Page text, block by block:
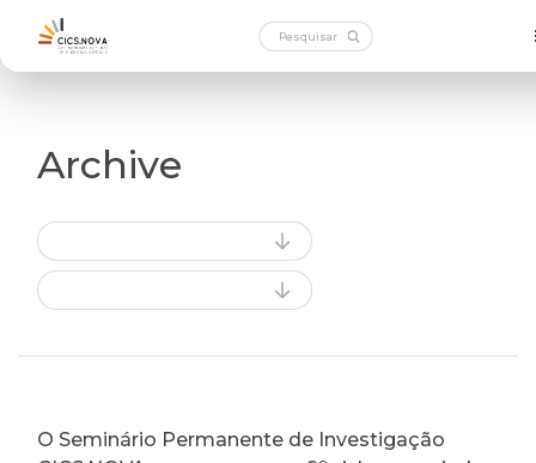
Archive
O Seminário Permanente de Investigação